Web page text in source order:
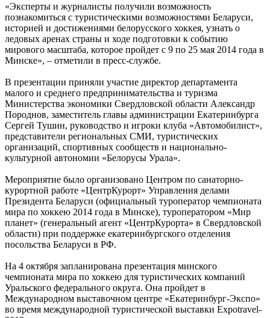
«Эксперты и журналисты получили возможность
познакомиться с туристическими возможностями Беларуси,
историей и достижениями белорусского хоккея, узнать о
ледовых аренах страны и ходе подготовки к событию
мирового масштаба, которое пройдет с 9 по 25 мая 2014 года в
Минске», – отметили в пресс-службе.
В презентации приняли участие директор департамента
малого и среднего предпринимательства и туризма
Министерства экономики Свердловской области Александр
Породнов, заместитель главы администрации Екатеринбурга
Сергей Тушин, руководство и игроки клуба «Автомобилист»,
представители региональных СМИ, туристических
организаций, спортивных сообществ и национально-
культурной автономии «Белорусы Урала».
Мероприятие было организовано Центром по санаторно-
курортной работе «ЦентрКурорт» Управления делами
Президента Беларуси (официальный туроператор чемпионата
мира по хоккею 2014 года в Минске), туроператором «Мир
планет» (генеральный агент «ЦентрКурорта» в Свердловской
области) при поддержке екатеринбургского отделения
посольства Беларуси в РФ.
На 4 октября запланирована презентация минского
чемпионата мира по хоккею для туристических компаний
Уральского федерального округа. Она пройдет в
Международном выставочном центре «Екатеринбург-Экспо»
во время международной туристической выставки Expotravel-